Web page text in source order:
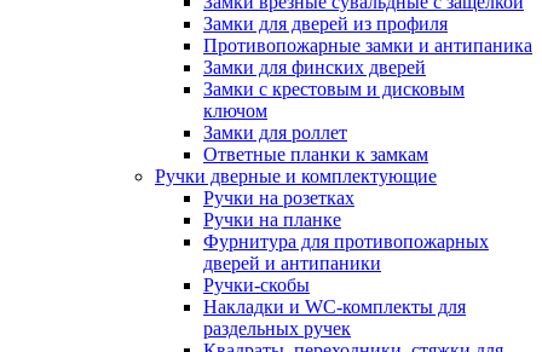
Замки для дверей из профиля
Противопожарные замки и антипаника
Замки для финских дверей
Замки с крестовым и дисковым
ключом
Замки для роллет
Ответные планки к замкам
Ручки дверные и комплектующие
Ручки на розетках
Ручки на планке
Фурнитура для противопожарных
дверей и антипаники
Ручки-скобы
Накладки и WC-комплекты для
раздельных ручек